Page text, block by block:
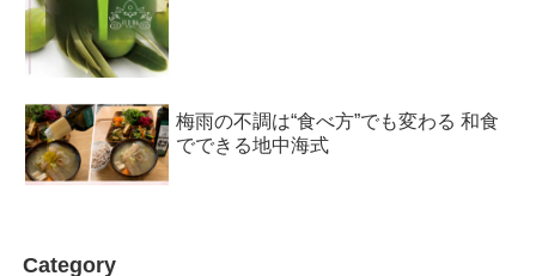
梅雨の不調は“食べ方”でも変わる 和食
でできる地中海式
Category